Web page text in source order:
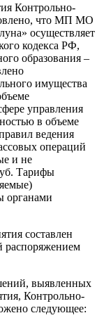
Контрольно-
что МП МО
осуществляет
кодекса РФ,
образования –
имущества
управления
в объеме
ведения
операций
и не
Тарифы
органами
составлен
распоряжением
выявленных
Контрольно-
следующее: